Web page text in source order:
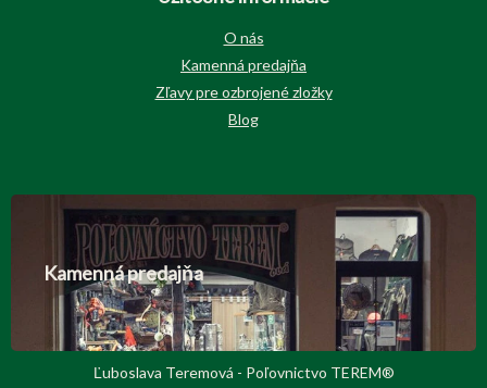
O nás
Kamenná predajňa
Zľavy pre ozbrojené zložky
Blog
Kamenná predajňa
Ľuboslava Teremová - Poľovnictvo TEREM®